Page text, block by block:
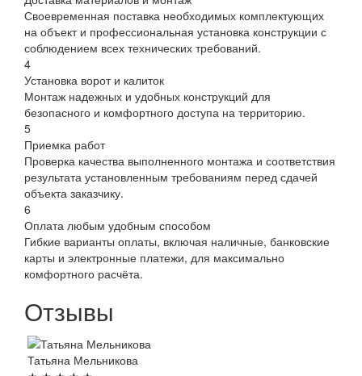
Своевременная поставка необходимых комплектующих
на объект и профессиональная установка конструкции с
соблюдением всех технических требований.
4
Установка ворот и калиток
Монтаж надежных и удобных конструкций для
безопасного и комфортного доступа на территорию.
5
Приемка работ
Проверка качества выполненного монтажа и соответствия
результата установленным требованиям перед сдачей
объекта заказчику.
6
Оплата любым удобным способом
Гибкие варианты оплаты, включая наличные, банковские
карты и электронные платежи, для максимально
комфортного расчёта.
Отзывы
Татьяна Мельникова